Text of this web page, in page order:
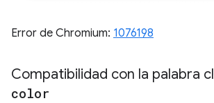
Error de Chromium: 1076198
Compatibilidad con la palabra
color